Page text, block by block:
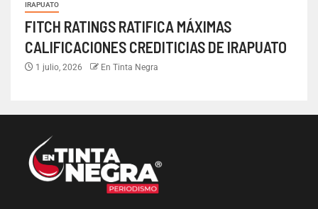
IRAPUATO
FITCH RATINGS RATIFICA MÁXIMAS
CALIFICACIONES CREDITICIAS DE IRAPUATO
1 julio, 2026 En Tinta Negra